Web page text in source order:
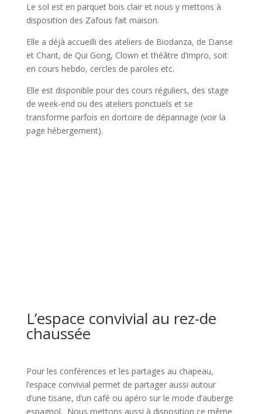
Le sol est en parquet bois clair et nous y mettons à
disposition des Zafous fait maison.
Elle a déjà accueilli des ateliers de Biodanza, de Danse
et Chant, de Qui Gong, Clown et théâtre d’impro, soit
en cours hebdo, cercles de paroles etc.
Elle est disponible pour des cours réguliers, des stage
de week-end ou des ateliers ponctuels et se
transforme parfois en dortoire de dépannage (voir la
page hébergement).
L’espace convivial au rez-de
chaussée
Pour les conférences et les partages au chapeau,
l’espace convivial permet de partager aussi autour
d’une tisane, d’un café ou apéro sur le mode d’auberge
espagnol. Nous mettons aussi à disposition ce même